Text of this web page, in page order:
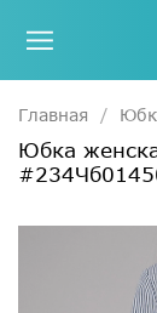
Главная
Юбка